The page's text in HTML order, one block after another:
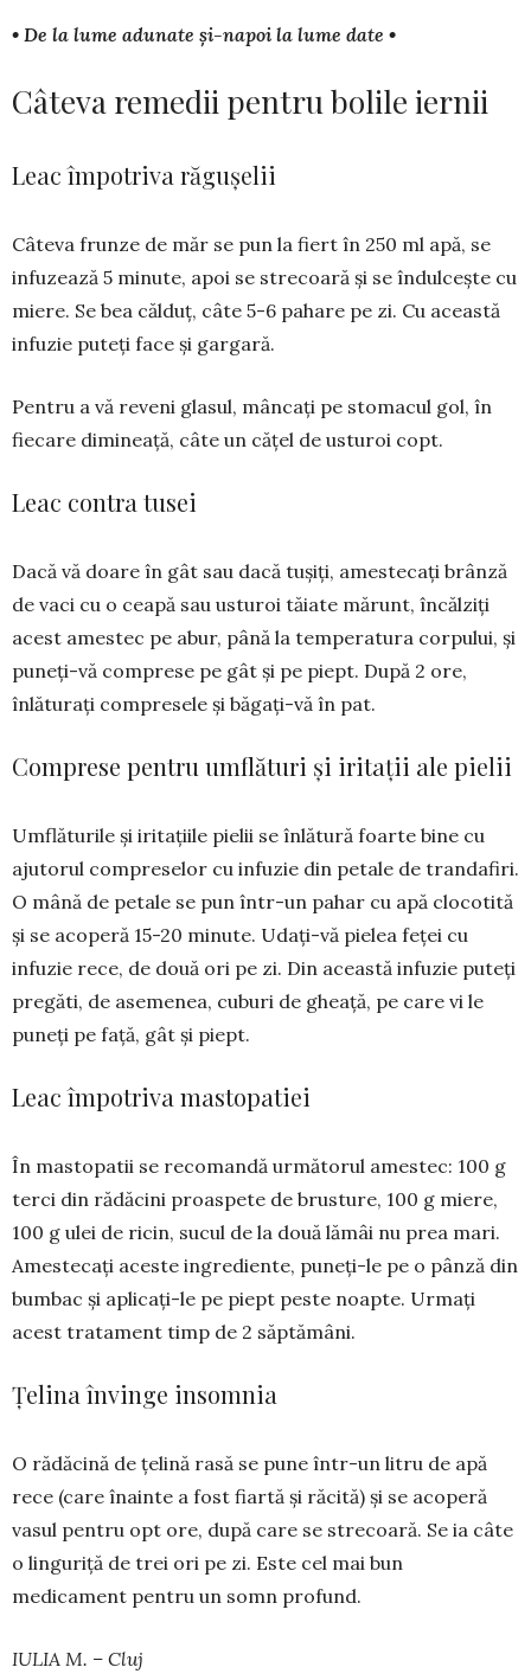
• De la lume adunate și-napoi la lume date •
Câteva remedii pentru bolile iernii
Leac împotriva răgușelii
Câteva frunze de măr se pun la fiert în 250 ml apă, se
infuzează 5 minute, apoi se strecoară și se îndulcește cu
miere. Se bea călduț, câte 5-6 pahare pe zi. Cu această
infuzie puteți face și gargară.
Pentru a vă reveni glasul, mâncați pe stomacul gol, în
fiecare dimineață, câte un cățel de usturoi copt.
Leac contra tusei
Dacă vă doare în gât sau dacă tușiți, amestecați brânză
de vaci cu o ceapă sau usturoi tăiate mărunt, încălziți
acest amestec pe abur, până la temperatura corpului, și
puneți-vă comprese pe gât și pe piept. După 2 ore,
înlăturați compresele și băgați-vă în pat.
Comprese pentru umflături și iritații ale pielii
Umflăturile și iritațiile pielii se înlătură foarte bine cu
ajutorul compreselor cu infuzie din petale de trandafiri.
O mână de petale se pun într-un pahar cu apă clocotită
și se acoperă 15-20 minute. Udați-vă pielea feței cu
infuzie rece, de două ori pe zi. Din această infuzie puteți
pregăti, de ase­menea, cuburi de gheață, pe care vi le
puneți pe față, gât și piept.
Leac împotriva mastopatiei
În mastopatii se recomandă următorul ames­tec: 100 g
terci din rădăcini proaspete de brusture, 100 g miere,
100 g ulei de ricin, sucul de la două lămâi nu prea mari.
Amestecați aceste ingrediente, puneți-le pe o pânză din
bumbac și aplicați-le pe piept peste noapte. Urmați
acest tratament timp de 2 săptămâni.
Țelina învinge insomnia
O rădăcină de țelină rasă se pune într-un litru de apă
rece (care înainte a fost fiartă și răcită) și se acoperă
vasul pentru opt ore, după care se stre­coară. Se ia câte
o linguriță de trei ori pe zi. Este cel mai bun
medicament pentru un somn profund.
IULIA M. – Cluj